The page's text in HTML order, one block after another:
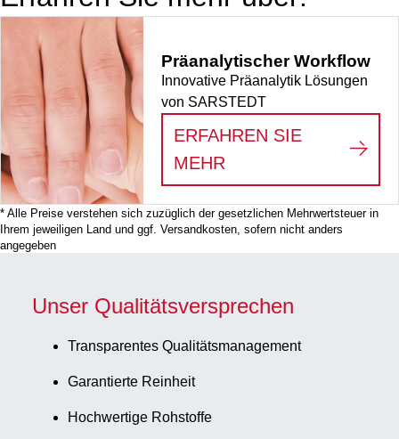
Präanalytischer Workflow
Innovative Präanalytik Lösungen
von SARSTEDT
ERFAHREN SIE
MEHR
* Alle Preise verstehen sich zuzüglich der gesetzlichen Mehrwertsteuer in
Ihrem jeweiligen Land und ggf. Versandkosten, sofern nicht anders
angegeben
Unser Qualitätsversprechen
Transparentes Qualitätsmanagement
Garantierte Reinheit
Hochwertige Rohstoffe